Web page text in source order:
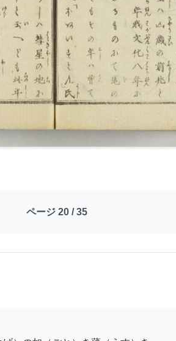
ページ 20 / 35